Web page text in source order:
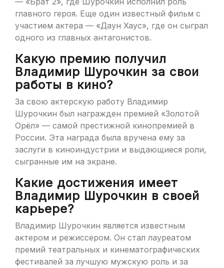
главного героя. Еще один известный фильм с
участием актера — «Даун Хаус», где он сыграл
одного из главных антагонистов.
Какую премию получил
Владимир Шурочкин за свои
работы в кино?
За свою актерскую работу Владимир
Шурочкин был награжден премией «Золотой
Орёл» — самой престижной кинопремией в
России. Эта награда была вручена ему за
заслуги в киноиндустрии и выдающиеся роли,
сыгранные им на экране.
Какие достижения имеет
Владимир Шурочкин в своей
карьере?
Владимир Шурочкин является известным
актером и режиссером. Он стал лауреатом
премий театральных и кинематографических
фестивалей за лучшую мужскую роль и за